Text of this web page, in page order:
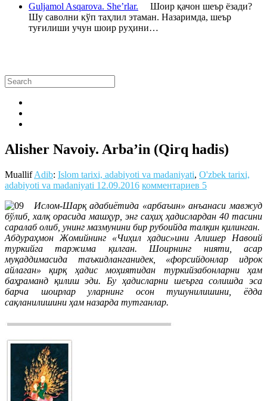
Guljamol Asqarova. She’rlar. Шоир қачон шеър ёзади?
Шу саволни кўп таҳлил этаман. Назаримда, шеър
туғилиши учун шоир руҳини…
Alisher Navoiy. Arba’in (Qirq hadis)
MuallifAdib: Islom tarixi, adabiyoti va madaniyati, O'zbek tarixi,
adabiyoti va madaniyati 12.09.2016 комментариев 5
Ислом-Шарқ адабиётида «арбаъин» анъанаси мавжуд
бўлиб, халқ орасида машҳур, энг саҳиҳ ҳадислардан 40 тасини
саралаб олиб, унинг мазмунини бир рубоийда талқин қилинган.
Абдураҳмон Жомийнинг «Чиҳил ҳадис»ини Алишер Навоий
туркийга таржима қилган. Шоирнинг нияти, асар
муқаддимасида таъкидланганидек, «форсийдонлар идрок
айлаган» қирқ ҳадис моҳиятидан туркийзабонларни ҳам
баҳраманд қилиш эди. Бу ҳадисларни шеърга солишда эса
барча шоирлар уларнинг осон тушунилишини, ёдда
сақланилишини ҳам назарда тутганлар.